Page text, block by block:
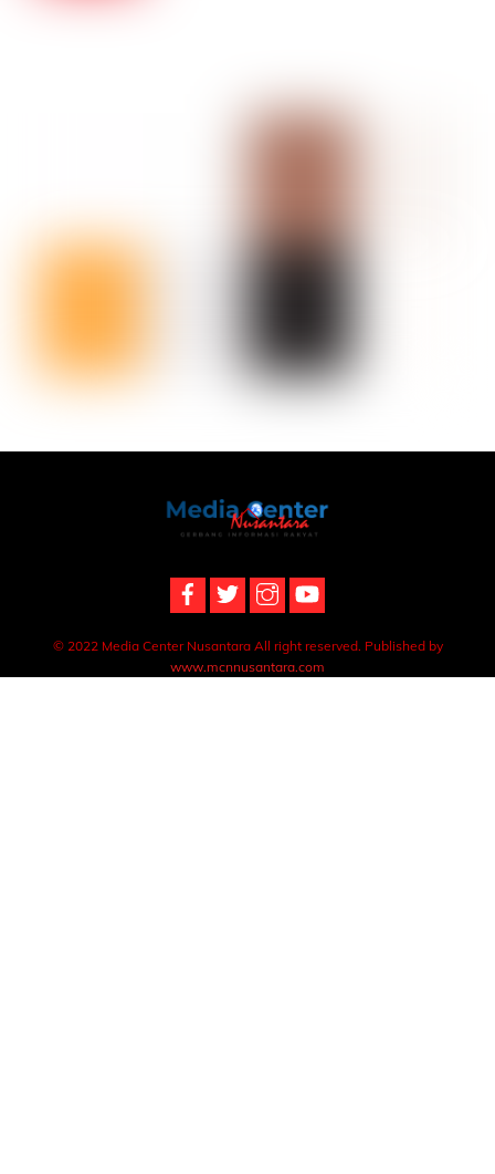
Back
To
© 2022 Media Center Nusantara All right reserved. Published by
www.mcnnusantara.com